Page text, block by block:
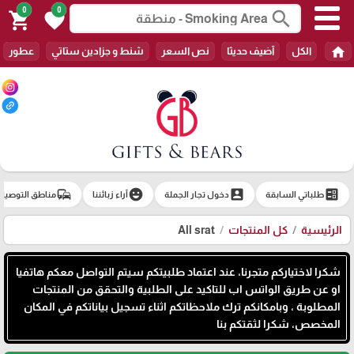
search
0
favorite
0
shopping_cart
home الكل آضيف حديثا نص السعر شنط و جزادين ستاتي عطور
ballotطلباتي السابقة account_boxدخول تجار الجملة emoji_emotionsآراء زبائننا commuteمناطق
الرئيسية كل المنتجات All srat
شكرا لاختياركم متجرنا، عند اعتماد طلبيتكم سيتم التواصل معكم هاتفيا
او عن طريق الواتس اب للتاكيد على الطلبية والتحقق من المنتجات
المطلوبة ، وبامكانكم ترك ملاحظاتكم اثناء تسجيل بياناتكم في المكان
المخصص، شكرا لثقتكم بنا